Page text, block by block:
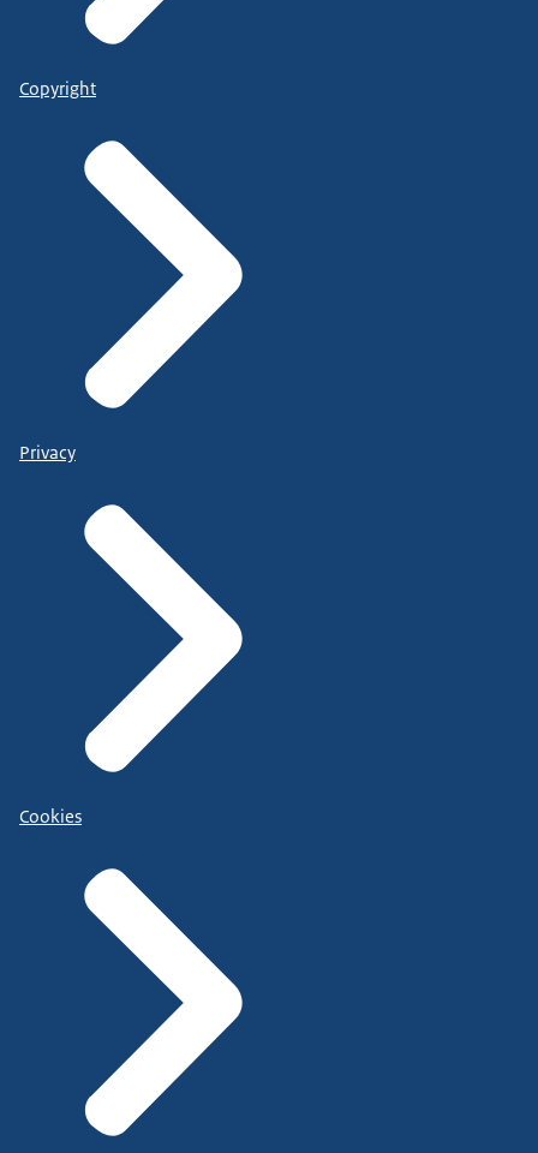
Copyright
Privacy
Cookies